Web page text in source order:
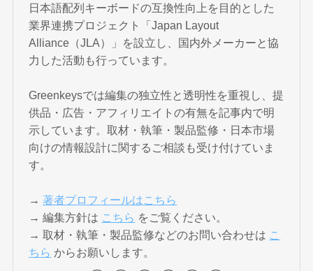
日本語配列キーボードの互換性向上を目的とした
業界連携プロジェクト「Japan Layout
Alliance（JLA）」を設立し、国内外メーカーと協
力した活動も行っています。
Greenkeysでは編集の独立性と透明性を重視し、提
供品・広告・アフィリエイトの有無を記事内で明
示しています。取材・執筆・製品監修・日本市場
向けの情報設計に関するご相談も受け付けていま
す。
→著者プロフィールはこちら
→ 編集方針は こちら をご覧ください。
→ 取材・執筆・製品監修などのお問い合わせは こ
ちら からお願いします。